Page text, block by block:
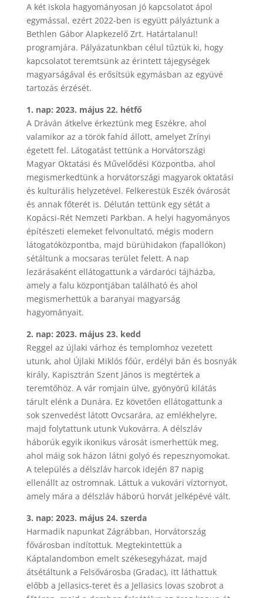
A két iskola hagyományosan jó kapcsolatot ápol
egymással, ezért 2022-ben is együtt pályáztunk a
Bethlen Gábor Alapkezelő Zrt. Határtalanul!
programjára. Pályázatunkban célul tűztük ki, hogy
kapcsolatot teremtsünk az érintett tájegységek
magyarságával és erősítsük egymásban az együvé
tartozás érzését.
1. nap: 2023. május 22. hétfő
A Dráván átkelve érkeztünk meg Eszékre, ahol
valamikor az a török fahíd állott, amelyet Zrínyi
égetett fel. Látogatást tettünk a Horvátországi
Magyar Oktatási és Művelődési Központba, ahol
megismerkedtünk a horvátországi magyarok oktatási
és kulturális helyzetével. Felkerestük Eszék óvárosát
és annak főterét is. Délután tettünk egy sétát a
Kopácsi-Rét Nemzeti Parkban. A helyi hagyományos
építészeti elemeket felvonultató, mégis modern
látogatóközpontba, majd bürühidakon (fapallókon)
sétáltunk a mocsaras terület felett. A nap
lezárásaként ellátogattunk a várdaróci tájházba,
amely a falu központjában található és ahol
megismerhettük a baranyai magyarság
hagyományait.
2. nap: 2023. május 23. kedd
Reggel az újlaki várhoz és templomhoz vezetett
utunk, ahol Újlaki Miklós főúr, erdélyi bán és bosnyák
király, Kapisztrán Szent János is megtértek a
teremtőhöz. A vár romjain ülve, gyönyörű kilátás
tárult elénk a Dunára. Ez követően ellátogattunk a
sok szenvedést látott Ovcsarára, az emlékhelyre,
majd folytattunk utunk Vukovárra. A délszláv
háborúk egyik ikonikus városát ismerhettük meg,
ahol máig sok házon látni golyó és repesznyomokat.
A település a délszláv harcok idején 87 napig
ellenállt az ostromnak. Láttuk a vukovári víztornyot,
amely mára a délszláv háború horvát jelképévé vált.
3. nap: 2023. május 24. szerda
Harmadik napunkat Zágrábban, Horvátország
fővárosban indítottuk. Megtekintettük a
Káptalandombon emelt székesegyházat, majd
átsétáltunk a Felsővárosba (Gradac), itt láthattuk
előbb a Jellasics-teret és a Jellasics lovas szobrot a